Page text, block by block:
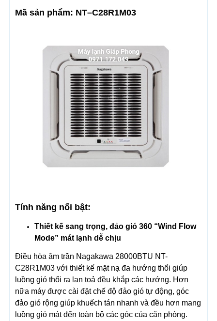
Mã sản phẩm: NT–C28R1M03
Tính năng nổi bật:
Thiết kế sang trọng, đảo gió 360 “Wind Flow
Mode” mát lạnh dễ chịu
Điều hòa âm trần Nagakawa 28000BTU NT-
C28R1M03 với thiết kế mặt nạ đa hướng thổi giúp
luồng gió thổi ra lan toả đều khắp các hướng. Hơn
nữa máy được cài đặt chế độ đảo gió tự động, góc
đảo gió rộng giúp khuếch tán nhanh và đều hơn mang
luồng gió mát đến toàn bộ các góc của căn phòng.